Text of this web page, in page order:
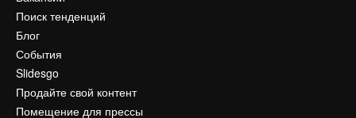
Поиск тенденций
Блог
События
Slidesgo
Продайте свой контент
Помещение для прессы